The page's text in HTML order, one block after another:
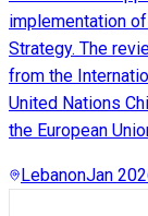
implementation
Strategy. The
from the
United Nations
the European
LebanonJan